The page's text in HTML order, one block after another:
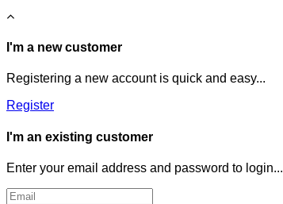
I'm a new customer
Registering a new account is quick and easy...
Register
I'm an existing customer
Enter your email address and password to login...